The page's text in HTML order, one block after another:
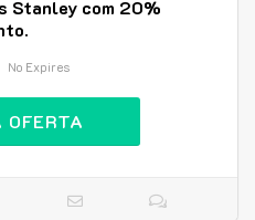
Stanley com 20%
No Expires